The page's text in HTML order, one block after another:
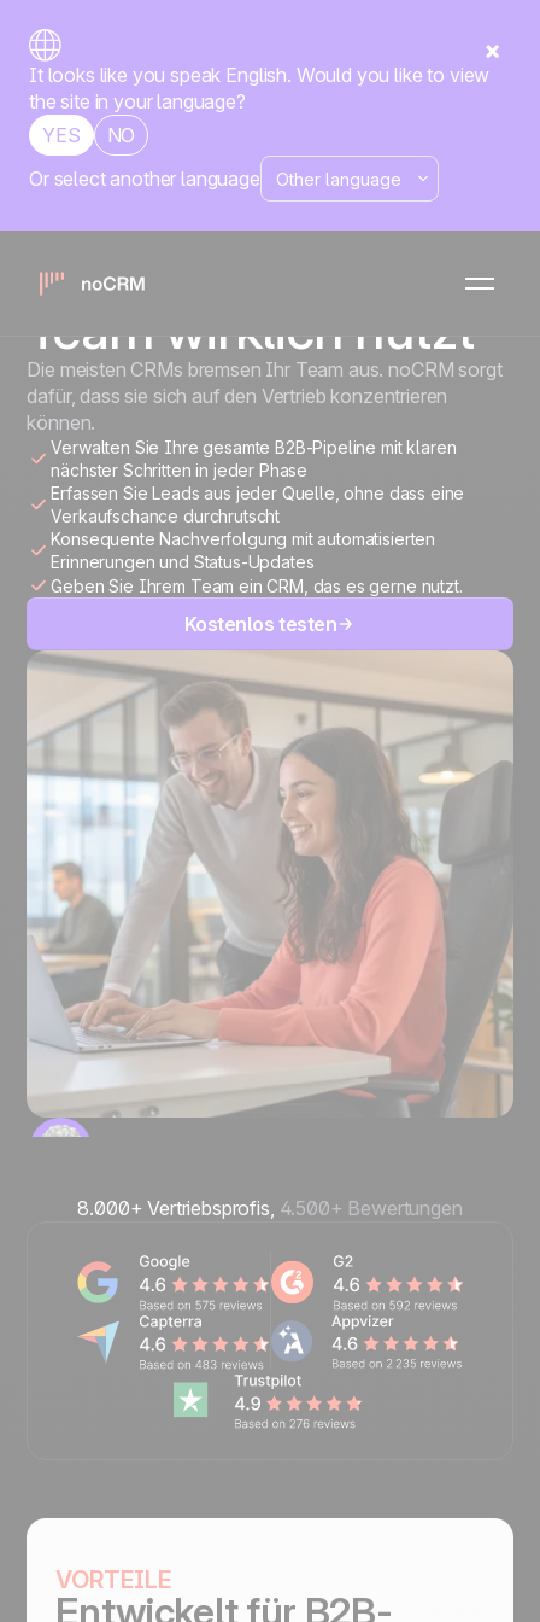
It looks like you speak English. Would you like to view
the site in your language?
YES
NO
Or select another language
B2B-UNTERNEHMEN
Das B2B-
Vertriebstool, das Ihr
Team wirklich nutzt
Die meisten CRMs bremsen Ihr Team aus. noCRM sorgt
dafür, dass sie sich auf den Vertrieb konzentrieren
können.
Verwalten Sie Ihre gesamte B2B-Pipeline mit klaren
nächster Schritten in jeder Phase
Erfassen Sie Leads aus jeder Quelle, ohne dass eine
Verkaufschance durchrutscht
Konsequente Nachverfolgung mit automatisierten
Erinnerungen und Status-Updates
Geben Sie Ihrem Team ein CRM, das es gerne nutzt.
Kostenlos testen
8.000+ Vertriebsprofis, 4.500+ Bewertungen
VORTEILE
Entwickelt für B2B-